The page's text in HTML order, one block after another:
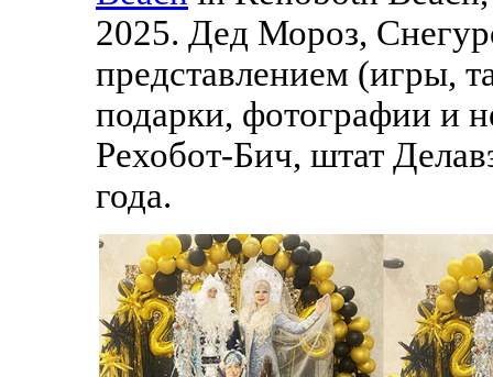
2025. Дед Мороз,
представлением (игры,
подарки, фотографии и
Рехобот-Бич, штат
года.